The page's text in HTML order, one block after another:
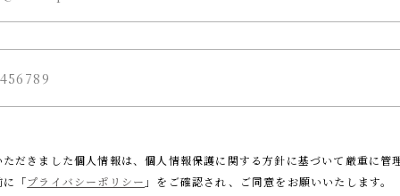
ただきました個人情報は、個人情報保護に関する方針に基づいて厳重に管
「プライバシーポリシー 」をご確認され、 ご同意をお願いいたします。